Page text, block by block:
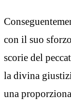
con il suo
scorie del
la divina
una